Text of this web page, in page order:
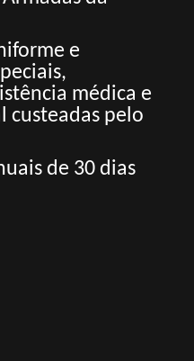
e
médica e
custeadas pelo
de 30 dias